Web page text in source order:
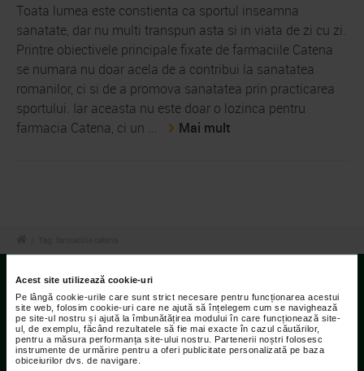
Acest site utilizează cookie-uri
Pe lângă cookie-urile care sunt strict necesare pentru funcționarea acestui
site web, folosim cookie-uri care ne ajută să înțelegem cum se navighează
pe site-ul nostru și ajută la îmbunătățirea modului în care funcționează site-
ul, de exemplu, făcând rezultatele să fie mai exacte în cazul căutărilor,
pentru a măsura performanța site-ului nostru. Partenerii noștri folosesc
instrumente de urmărire pentru a oferi publicitate personalizată pe baza
obiceiurilor dvs. de navigare.
Toata lumea este constienta ca sportul inseamna
sanatate, dar nu multi transpun asta si in viata de zi cu zi.
Printre obiectivele principale fixate de farmaciile Catena
se numara nu doar acela de a contribui la sanatatea
romanilor, ci si de a promova sanatatea prin practicarea
sportului. Iar aceasta nu este doar o lozinca pentru
farmacia Catena, ci un ...
Mai mult
Contact
Adresa:
Str Islaz nr. 2 Sector 1 Bucuresti